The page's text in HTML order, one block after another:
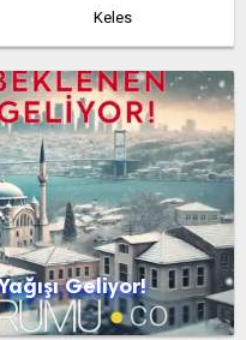
Keles
Küçükkumla
Mustafakemalpaşa
Yenişehir
Geliyor!